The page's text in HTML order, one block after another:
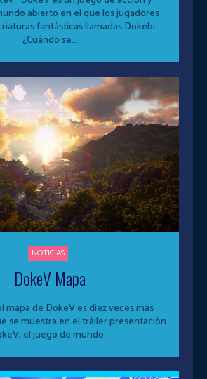
abierto en el que los jugadores
fantásticas llamadas Dokebi.
¿Cuándo se...
NOTICIAS
DokeV Mapa
mapa de DokeV es diez veces más
se muestra en el tráiler presentación
el juego de mundo...